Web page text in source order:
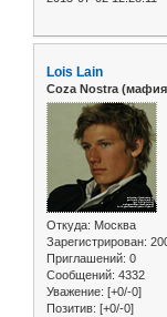
Lois Lain
Coza Nostra
Откуда: Москва
Зарегистрирован:
Приглашений: 0
Сообщений: 4332
Уважение: [+0/-0]
Позитив: [+0/-0]